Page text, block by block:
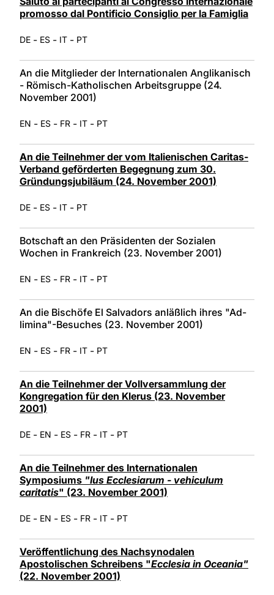
promosso dal Pontificio Consiglio per la Famiglia
DE - ES - IT - PT
An die Mitglieder der Internationalen Anglikanisch
- Römisch-Katholischen Arbeitsgruppe (24.
November 2001)
EN - ES - FR - IT - PT
An die Teilnehmer der vom Italienischen Caritas-
Verband geförderten Begegnung zum 30.
Gründungsjubiläum (24. November 2001)
DE - ES - IT - PT
Botschaft an den Präsidenten der Sozialen
Wochen in Frankreich (23. November 2001)
EN - ES - FR - IT - PT
An die Bischöfe El Salvadors anläßlich ihres "Ad-
limina"-Besuches (23. November 2001)
EN - ES - FR - IT - PT
An die Teilnehmer der Vollversammlung der
Kongregation für den Klerus (23. November
2001)
DE - EN - ES - FR - IT - PT
An die Teilnehmer des Internationalen
Symposiums "Ius Ecclesiarum - vehiculum
caritatis" (23. November 2001)
DE - EN - ES - FR - IT - PT
Veröffentlichung des Nachsynodalen
Apostolischen Schreibens "Ecclesia in Oceania"
(22. November 2001)